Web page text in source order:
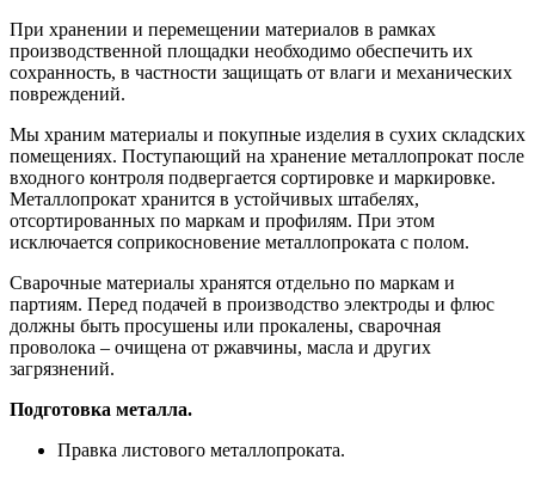
При хранении и перемещении материалов в рамках
производственной площадки необходимо обеспечить их
сохранность, в частности защищать от влаги и механических
повреждений.
Мы храним материалы и покупные изделия в сухих складских
помещениях. Поступающий на хранение металлопрокат после
входного контроля подвергается сортировке и маркировке.
Металлопрокат хранится в устойчивых штабелях,
отсортированных по маркам и профилям. При этом
исключается соприкосновение металлопроката с полом.
Сварочные материалы хранятся отдельно по маркам и
партиям. Перед подачей в производство электроды и флюс
должны быть просушены или прокалены, сварочная
проволока – очищена от ржавчины, масла и других
загрязнений.
Подготовка металла.
Правка листового металлопроката.